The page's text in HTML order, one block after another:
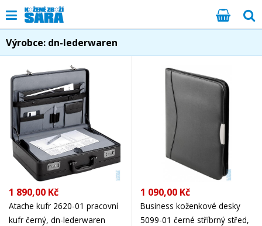
Výrobce: dn-lederwaren
1 890,00 Kč
Atache kufr 2620-01 pracovní
kufr černý, dn-lederwaren
1 090,00 Kč
Business koženkové desky
5099-01 černé stříbrný střed,